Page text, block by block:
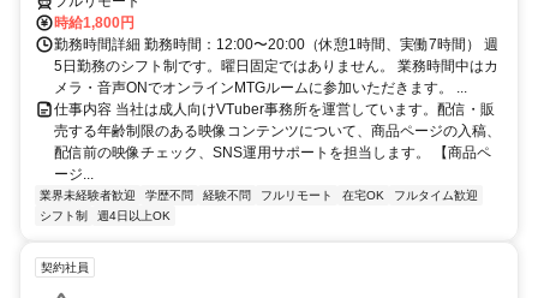
時給1,800円
勤務時間詳細 勤務時間：12:00〜20:00（休憩1時間、実働7時間） 週
5日勤務のシフト制です。曜日固定ではありません。 業務時間中はカ
メラ・音声ONでオンラインMTGルームに参加いただきます。 ...
仕事内容 当社は成人向けVTuber事務所を運営しています。配信・販
売する年齢制限のある映像コンテンツについて、商品ページの入稿、
配信前の映像チェック、SNS運用サポートを担当します。 【商品ペ
ージ...
業界未経験者歓迎 学歴不問 経験不問 フルリモート 在宅OK
フルタイム歓迎
シフト制
週4日以上OK
契約社員